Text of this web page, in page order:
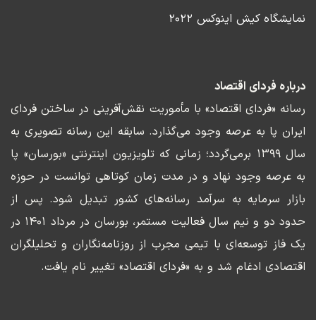
نمایشگاه کیش اینوکس ۲۰۲۲
درباره فردای اقتصاد
رسانه «فردای اقتصاد» با مأموریت نقش‌آفرینی در ساختن فردای
ایران پا به عرصه وجود می‌گذارد. سابقه این رسانه تصویری به
سال ۱۳۹۹ برمی‌گردد؛ زمانی که تلویزیون اینترنتی «بورسان» پا
به عرصه وجود نهاد و در مدت زمان کوتاهی توانست در حوزه
بازار سرمایه به سرآمد رسانه‌های کشور تبدیل شود. پس از
حدود دو و نیم سال فعالیت مستمر، بورسان در مرداد ۱۴۰۱ در
یک فاز توسعه‌ای با تیمی مجرب از روزنامه‌نگاران و تحلیلگران
اقتصادی ادغام شد و به «فردای اقتصاد» تغییر نام یافت.